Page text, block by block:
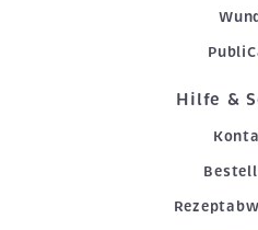
Hilfe &